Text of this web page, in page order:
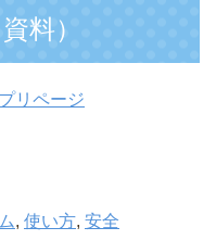
料）
リページ
, 使い方, 安全